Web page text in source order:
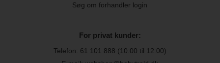
Søg om forhandler login
For privat kunder:
Telefon: 61 101 888 (10:00 til 12:00)